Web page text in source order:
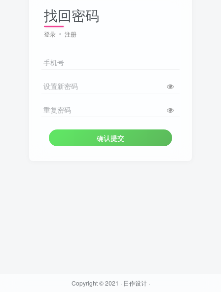
找回密码
登录 注册
手机号
设置新密码
重复密码
确认提交
Copyright © 2021 · 日作设计·